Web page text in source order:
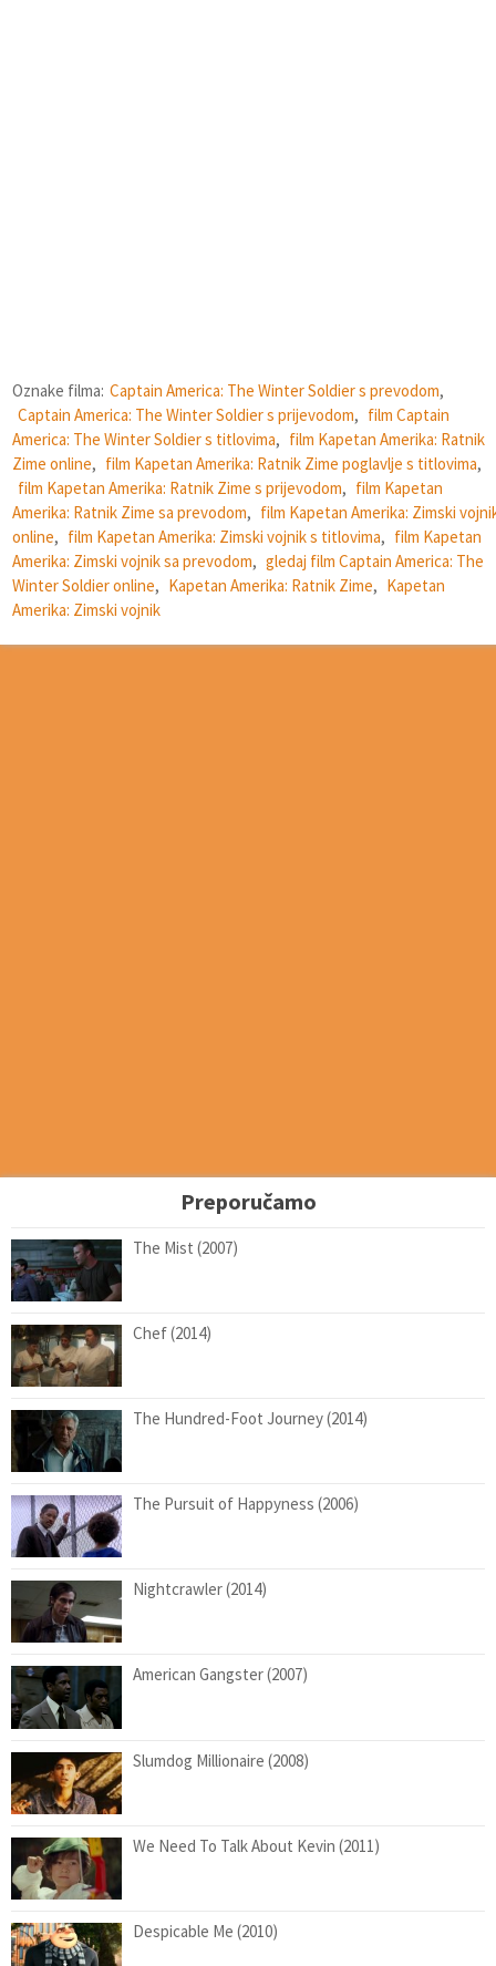
Oznake filma: Captain America: The Winter Soldier s prevodom,
Captain America: The Winter Soldier s prijevodom, film Captain
America: The Winter Soldier s titlovima, film Kapetan Amerika: Ratnik
Zime online, film Kapetan Amerika: Ratnik Zime poglavlje s titlovima,
film Kapetan Amerika: Ratnik Zime s prijevodom, film Kapetan
Amerika: Ratnik Zime sa prevodom, film Kapetan Amerika: Zimski
online, film Kapetan Amerika: Zimski vojnik s titlovima, film Kapetan
Amerika: Zimski vojnik sa prevodom, gledaj film Captain America: The
Winter Soldier online, Kapetan Amerika: Ratnik Zime, Kapetan
Amerika: Zimski vojnik
Preporučamo
The Mist (2007)
Chef (2014)
The Hundred-Foot Journey (2014)
The Pursuit of Happyness (2006)
Nightcrawler (2014)
American Gangster (2007)
Slumdog Millionaire (2008)
We Need To Talk About Kevin (2011)
Despicable Me (2010)